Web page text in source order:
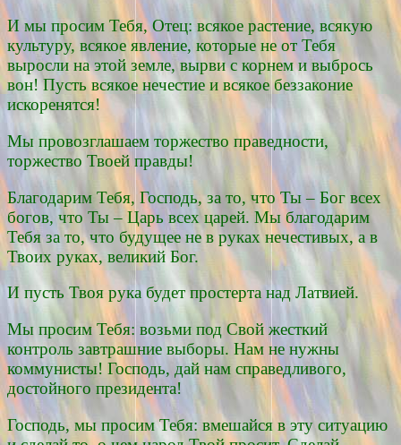
И мы просим Тебя, Отец: всякое растение, всякую
культуру, всякое явление, которые не от Тебя
выросли на этой земле, вырви с корнем и выбрось
вон! Пусть всякое нечестие и всякое беззаконие
искоренятся!
Мы провозглашаем торжество праведности,
торжество Твоей правды!
Благодарим Тебя, Господь, за то, что Ты – Бог всех
богов, что Ты – Царь всех царей. Мы благодарим
Тебя за то, что будущее не в руках нечестивых, а в
Твоих руках, великий Бог.
И пусть Твоя рука будет простерта над Латвией.
Мы просим Тебя: возьми под Свой жесткий
контроль завтрашние выборы. Нам не нужны
коммунисты! Господь, дай нам справедливого,
достойного президента!
Господь, мы просим Тебя: вмешайся в эту ситуацию